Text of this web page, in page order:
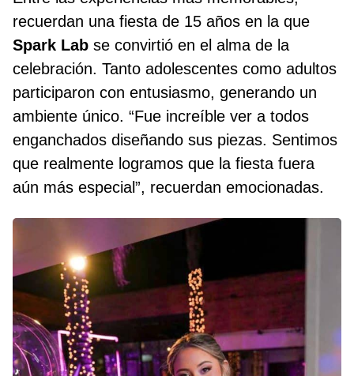
recuerdan una fiesta de 15 años en la que
Spark Lab se convirtió en el alma de la
celebración. Tanto adolescentes como adultos
participaron con entusiasmo, generando un
ambiente único. “Fue increíble ver a todos
enganchados diseñando sus piezas. Sentimos
que realmente logramos que la fiesta fuera
aún más especial”, recuerdan emocionadas.